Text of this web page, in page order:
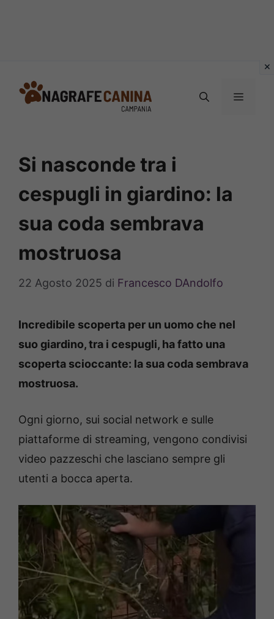
MENU
Si nasconde tra i
cespugli in giardino: la
sua coda sembrava
mostruosa
22 Agosto 2025 di Francesco DAndolfo
Incredibile scoperta per un uomo che nel
suo giardino, tra i cespugli, ha fatto una
scoperta scioccante: la sua coda sembrava
mostruosa.
Ogni giorno, sui social network e sulle
piattaforme di streaming, vengono condivisi
video pazzeschi che lasciano sempre gli
utenti a bocca aperta.